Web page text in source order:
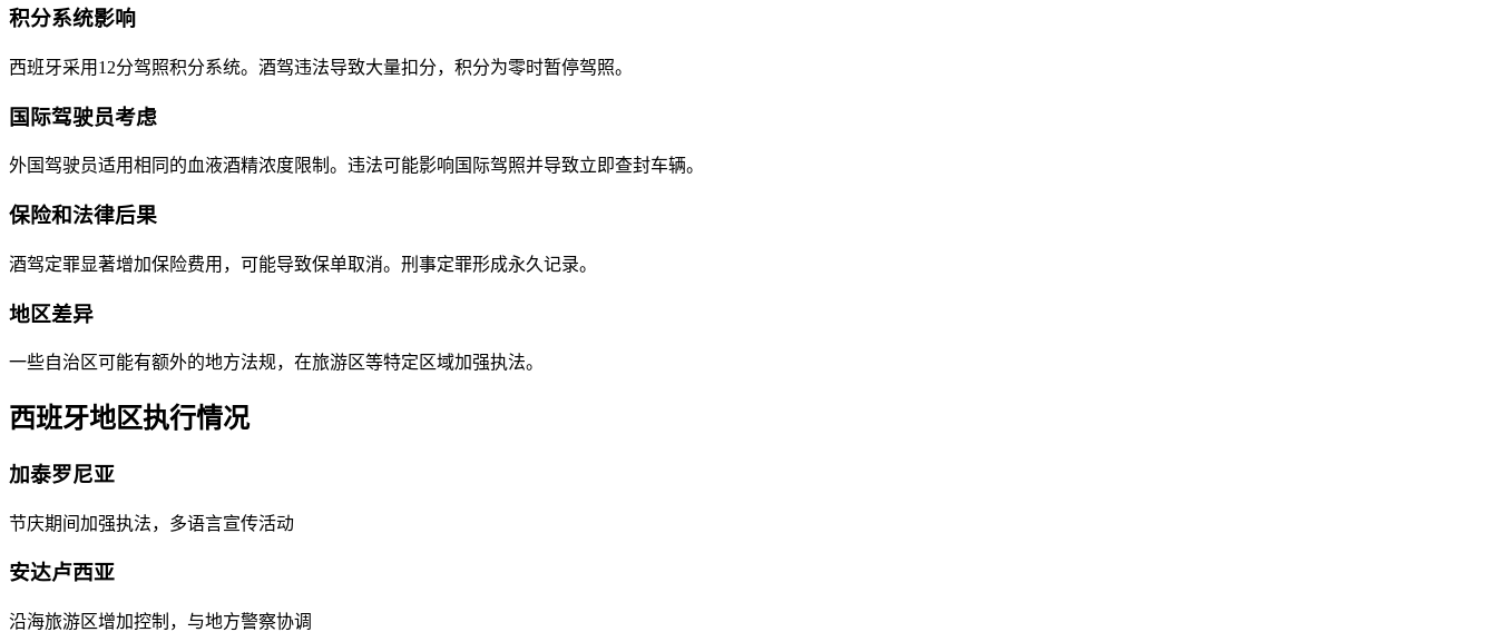
积分系统影响
西班牙采用12分驾照积分系统。酒驾违法导致大量扣分，积分为零时暂停驾照。
国际驾驶员考虑
外国驾驶员适用相同的血液酒精浓度限制。违法可能影响国际驾照并导致立即查封车辆。
保险和法律后果
酒驾定罪显著增加保险费用，可能导致保单取消。刑事定罪形成永久记录。
地区差异
一些自治区可能有额外的地方法规，在旅游区等特定区域加强执法。
西班牙地区执行情况
加泰罗尼亚
节庆期间加强执法，多语言宣传活动
安达卢西亚
沿海旅游区增加控制，与地方警察协调